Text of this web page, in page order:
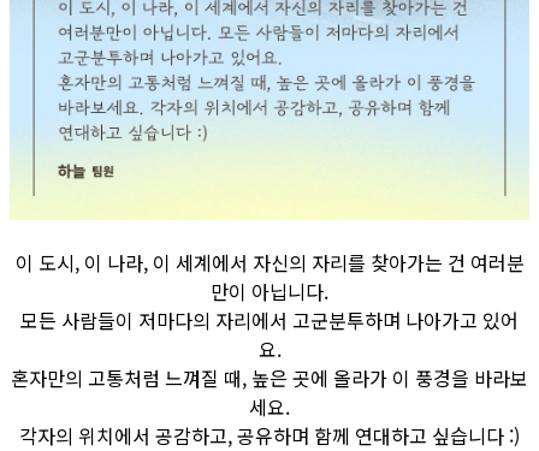
이 도시, 이 나라, 이 세계에서 자신의 자리를 찾아가는 건 여러분
만이 아닙니다.
모든 사람들이 저마다의 자리에서 고군분투하며 나아가고 있어
요.
혼자만의 고통처럼 느껴질 때, 높은 곳에 올라가 이 풍경을 바라보
세요.
각자의 위치에서 공감하고, 공유하며 함께 연대하고 싶습니다 :)